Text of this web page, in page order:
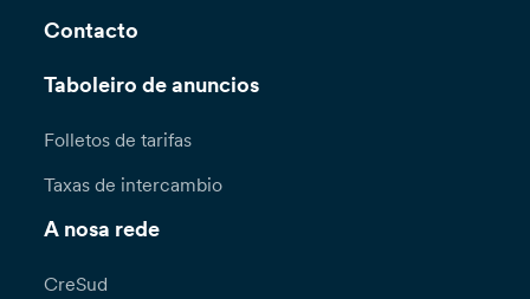
Contacto
Taboleiro de anuncios
Folletos de tarifas
Taxas de intercambio
A nosa rede
CreSud